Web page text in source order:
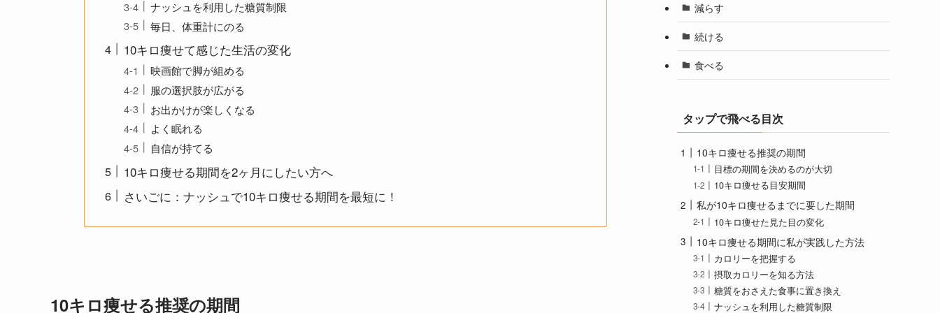
ナッシュを利用した糖質制限
毎日、体重計にのる
10キロ痩せて感じた生活の変化
映画館で脚が組める
服の選択肢が広がる
お出かけが楽しくなる
よく眠れる
自信が持てる
10キロ痩せる期間を2ヶ月にしたい方へ
さいごに：ナッシュで10キロ痩せる期間を最短に！
10キロ痩せる推奨の期間
減らす
続ける
食べる
タップで飛べる目次
10キロ痩せる推奨の期間
目標の期間を決めるのが大切
10キロ痩せる目安期間
私が10キロ痩せるまでに要した期間
10キロ痩せた見た目の変化
10キロ痩せる期間に私が実践した方法
カロリーを把握する
摂取カロリーを知る方法
糖質をおさえた食事に置き換え
ナッシュを利用した糖質制限